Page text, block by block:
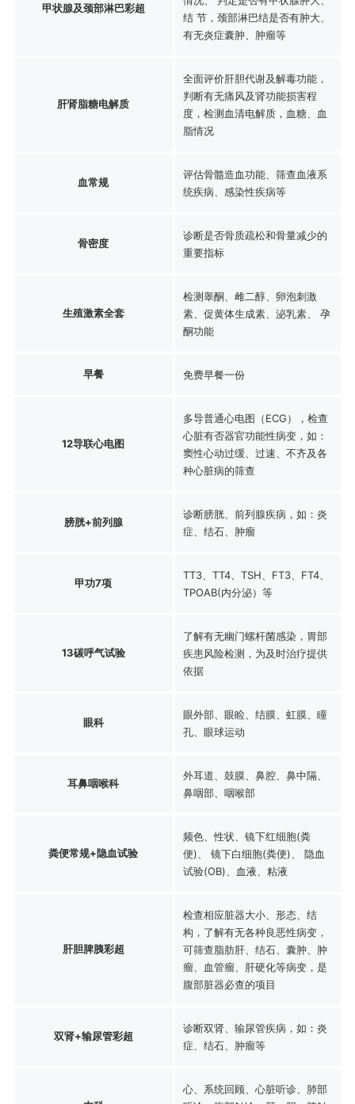
甲状腺及颈部淋巴彩超
结 节，颈部淋巴结是否有肿大、
有无炎症囊肿、肿瘤等
肝肾脂糖电解质
全面评价肝胆代谢及解毒功能，
判断有无痛风及肾功能损害程
度，检测血清电解质，血糖、血
脂情况
血常规
评估骨髓造血功能、筛查血液系
统疾病、感染性疾病等
骨密度
诊断是否骨质疏松和骨量减少的
重要指标
生殖激素全套
检测睾酮、雌二醇、卵泡刺激
素、促黄体生成素、泌乳素、 孕
酮功能
早餐 免费早餐一份
12导联心电图
多导普通心电图（ECG），检查
心脏有否器官功能性病变，如：
窦性心动过缓、过速、不齐及各
种心脏病的筛查
膀胱+前列腺
诊断膀胱、前列腺疾病，如：炎
症、结石、肿瘤
甲功7项
TT3、TT4、TSH、FT3、FT4、
TPOAB(内分泌）等
13碳呼气试验
了解有无幽门螺杆菌感染，胃部
疾患风险检测，为及时治疗提供
依据
眼科
眼外部、眼睑、结膜、虹膜、瞳
孔、眼球运动
耳鼻咽喉科
外耳道、鼓膜、鼻腔、鼻中隔、
鼻咽部、咽喉部
粪便常规+隐血试验
频色、性状、镜下红细胞(粪
便)、 镜下白细胞(粪便)、 隐血
试验(OB)、血液、粘液
肝胆脾胰彩超
检查相应脏器大小、形态、结
构，了解有无各种良恶性病变，
可筛查脂肪肝、结石、囊肿、肿
瘤、血管瘤、肝硬化等病变，是
腹部脏器必查的项目
双肾+输尿管彩超
诊断双肾、输尿管疾病，如：炎
症、结石、肿瘤等
心、系统回顾、心脏听诊、肺部